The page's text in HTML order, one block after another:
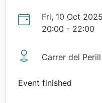
Fri, 10 Oct 2025
20:00 - 22:00
Carrer del
Event finished